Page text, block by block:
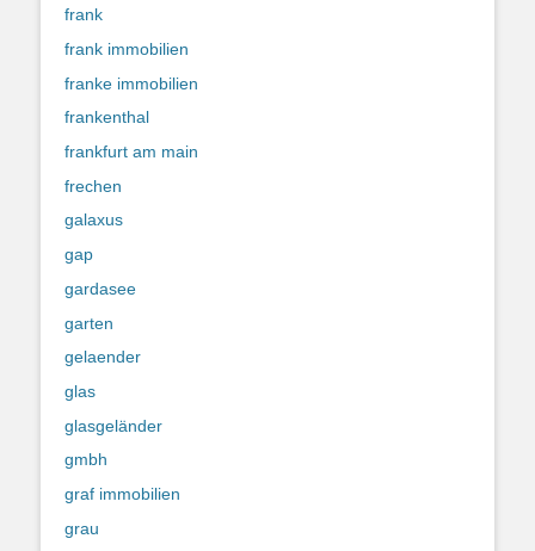
frank
frank immobilien
franke immobilien
frankenthal
frankfurt am main
frechen
galaxus
gap
gardasee
garten
gelaender
glas
glasgeländer
gmbh
graf immobilien
grau